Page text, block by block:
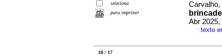
seleciona
para imprimir
Carvalho,
Abr 2025,
· texto
10 / 17